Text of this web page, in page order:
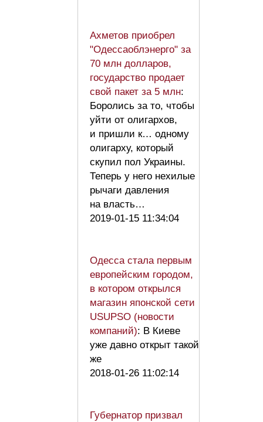
Ахметов приобрел
"Одессаоблэнерго" за
70 млн долларов,
государство продает
свой пакет за 5 млн:
Боролись за то, чтобы
уйти от олигархов,
и пришли к… одному
олигарху, который
скупил пол Украины.
Теперь у него нехилые
рычаги давления
на власть…
2019-01-15 11:34:04
Одесса стала первым
европейским городом,
в котором открылся
магазин японской сети
USUPSO (новости
компаний): В Киеве
уже давно открыт такой
же
2018-01-26 11:02:14
Губернатор призвал